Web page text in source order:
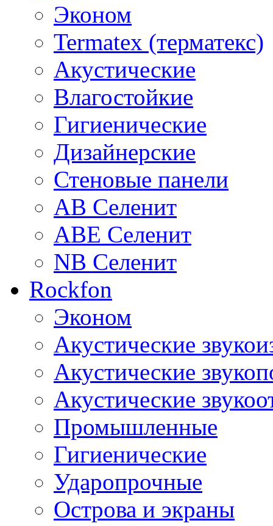
Эконом
Termatex (терматекс)
Акустические
Влагостойкие
Гигиенические
Дизайнерские
Стеновые панели
AB Селенит
ABE Селенит
NB Селенит
Rockfon
Эконом
Акустические
Акустические
Акустические
Промышленные
Гигиенические
Ударопрочные
Острова и экраны